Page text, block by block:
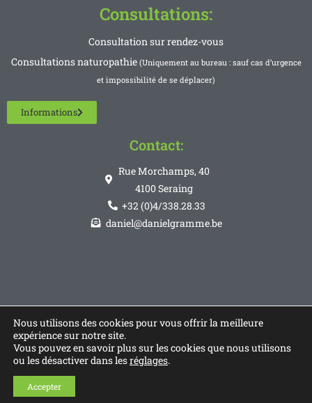
Consultations:
Consultation sur rendez-vous
Consultations naturopathie (Uniquement au bureau : sauf cas d’urgence
et impossibilité de se déplacer)
Informations
Contact:
Rue Morchamps, 40
4100 Seraing
+32 (0)4/338.28.33
daniel@danielgramme.be
© Copyright 2026 - Réaliser par
Nous utilisons des cookies pour vous offrir la meilleure
expérience sur notre site.
Vous pouvez en savoir plus sur les cookies que nous utilisons
ou les désactiver dans lesréglages.
Accepter